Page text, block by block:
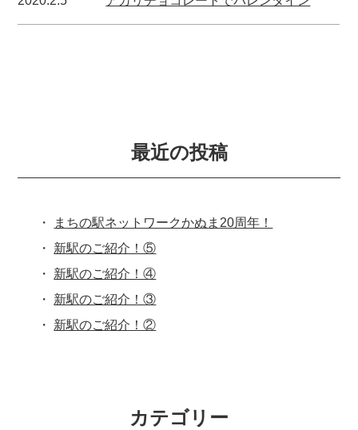
最近の投稿
まちの駅ネットワークかぬま20周年！
新駅のご紹介！⑤
新駅のご紹介！④
新駅のご紹介！③
新駅のご紹介！②
カテゴリー